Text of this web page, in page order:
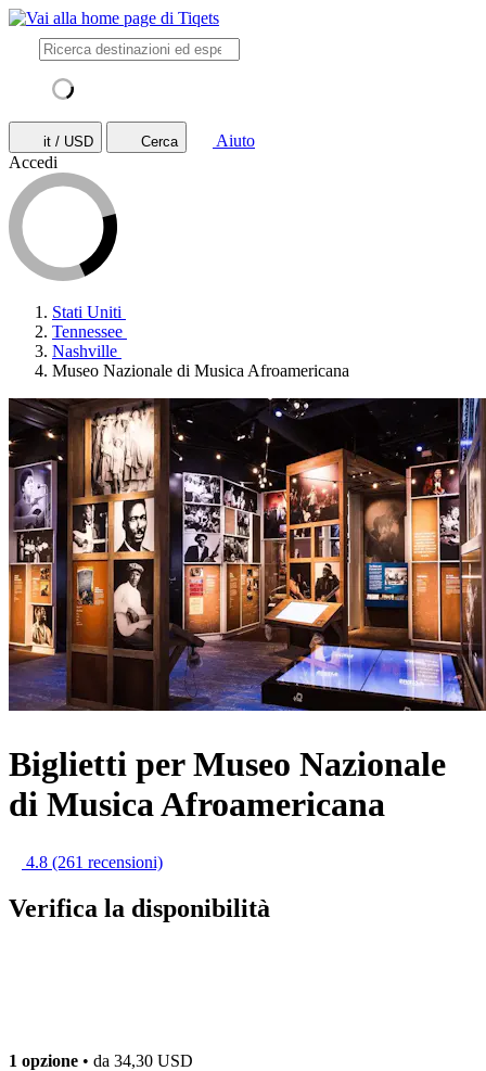
it / USD Cerca
Aiuto
Accedi
Stati Uniti
Tennessee
Nashville
Museo Nazionale di Musica Afroamericana
Biglietti per Museo Nazionale
di Musica Afroamericana
4.8 (261 recensioni)
Verifica la disponibilità
1 opzione • da 34,30 USD